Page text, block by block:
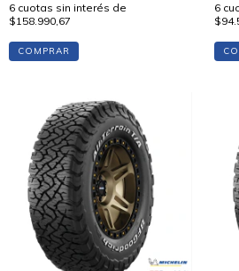
6 cuotas sin interés de
$158.990,67
COMPRAR
6